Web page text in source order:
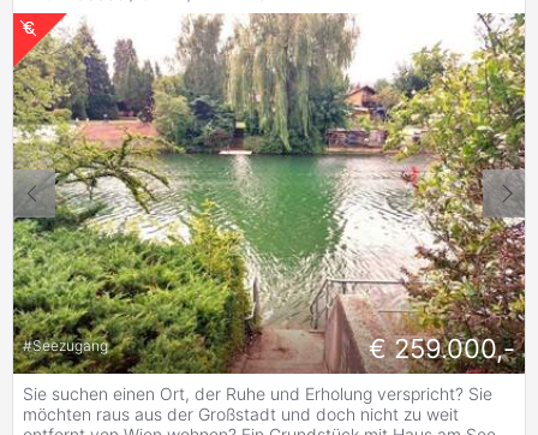
#Seezugang € 259.000,-
Sie suchen einen Ort, der Ruhe und Erholung verspricht? Sie
möchten raus aus der Großstadt und doch nicht zu weit